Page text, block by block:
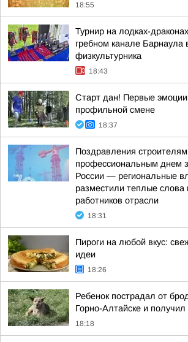
18:55
Турнир на лодках-
гребном канале Барнаула
физкультурника
18:43
Старт дан! Первые эмоции
профильной смене
18:37
Поздравления строителям
профессиональным днем
России — региональные
разместили теплые слова
работников отрасли
18:31
Пироги на любой вкус:
идеи
18:26
Ребенок пострадал от
Горно-Алтайске и
18:18